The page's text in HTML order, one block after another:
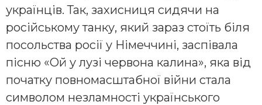
українців. Так, захисниця сидячи на
російському танку, який зараз стоїть біля
посольства росії у Німеччині, заспівала
пісню «Ой у лузі червона калина», яка від
початку повномасштабної війни стала
символом незламності українського